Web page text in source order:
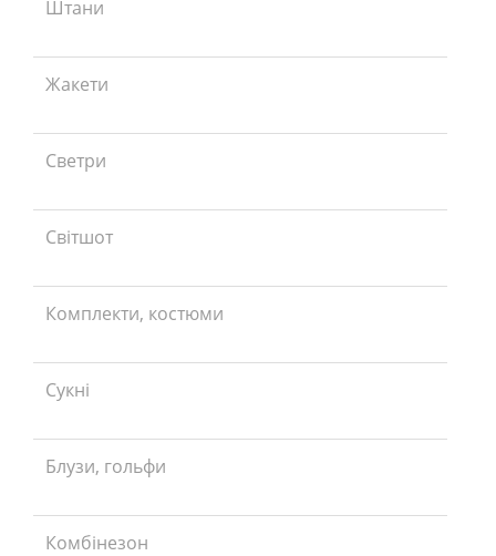
Штани
Жакети
Светри
Світшот
Комплекти, костюми
Сукні
Блузи, гольфи
Комбінезон